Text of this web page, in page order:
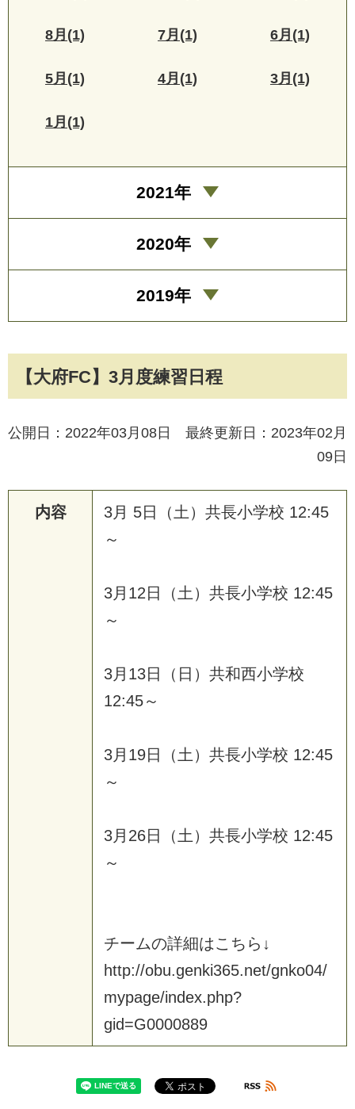
【大府FC】3月度練習日程
公開日：2022年03月08日 最終更新日：2023年02月
09日
内容 3月 5日 （ 土 ） 共長小学校 12:45
～
3月 12 日 （ 土 ） 共長小学校 12:45
～
3月 13日 （ 日 ） 共和西小学校
12:45～
3月 19日 （ 土 ） 共長小学校 12:45
～
3月 26日 （ 土 ） 共長小学校 12:45
～
チームの詳細はこ ち ら ↓
http://obu.genki365.net/gnko04/
mypage/index.php?
gid=G0000889
8月(1) 7月(1) 6月(1)
5月(1) 4月(1) 3月(1)
1月(1)
2021年
2020年
2019年